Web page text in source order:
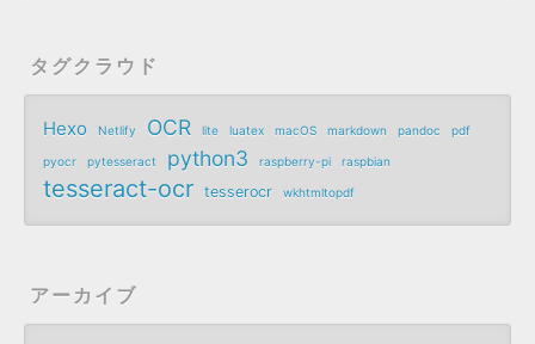
タグクラウド
Hexo Netlify OCR lite luatex macOS markdown pandoc pdf
pyocr pytesseract python3 raspberry-pi raspbian
tesseract-ocr tesserocr wkhtmltopdf
アーカイブ